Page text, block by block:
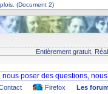
(Document 2)
Entièrement gratuit.
Firefox Les